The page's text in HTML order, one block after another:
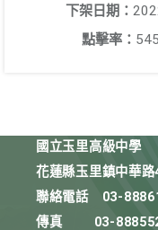
下架日期：
點擊率： 545
國立玉里高級中學
花蓮縣玉里鎮中華
聯絡電話
03-
傳真
03-